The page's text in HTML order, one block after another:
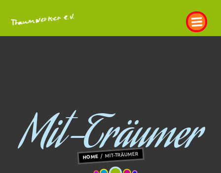
Mit-Träumer
HOME MIT-TRÄUMER